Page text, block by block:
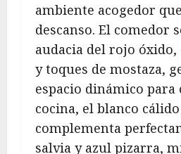
ambiente acogedor
descanso. El comedor
audacia del rojo
y toques de mostaza,
espacio dinámico
cocina, el blanco cálido
complementa
salvia y azul pizarra,